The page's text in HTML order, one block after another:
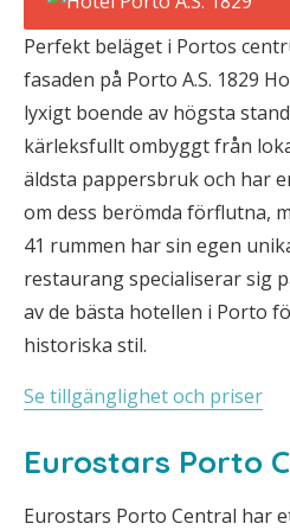
Perfekt beläget i Portos
fasaden på Porto A.S. 1829
lyxigt boende av högsta
kärleksfullt ombyggt från
äldsta pappersbruk och har
om dess berömda förflutna,
41 rummen har sin egen
restaurang specialiserar sig
av de bästa hotellen i Porto
historiska stil.
Se tillgänglighet och priser
Eurostars Porto
Eurostars Porto Central har